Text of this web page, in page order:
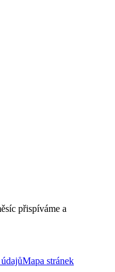
přispíváme a
Mapa stránek